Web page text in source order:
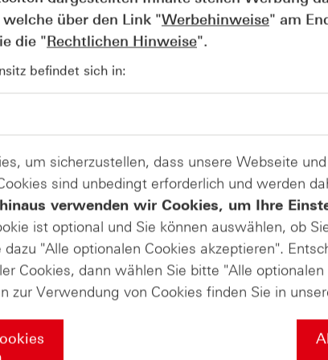
51 Euro. Grund dafür war die Veröffentlichung der
Jahres. Mit einem Umsatz von 1,6 Mrd.
Vorjahresquartal. Zudem erzielte der Konzern eine
131 Mio. Euro seines Ergebnisses vor Zinsen,
José Luis Blanco ist zuversichtlich, dass mit
gesetzte Prognose erreicht werden kann.
ab und pendelte sich zunächst bei ca. 48 Euro ein.
Produkte auf
Nordex
Masterclass in die Welt der
über die Grundlagen der Börse wissen müssen –
über den Link "Werbehinweise" am
die "Rechtlichen Hinweise".
befindet sich in:
um sicherzustellen, dass unsere Webseite
sind unbedingt erforderlich und werden
verwenden wir Cookies, um Ihre
ist optional und Sie können auswählen, ob
"Alle optionalen Cookies akzeptieren".
Cookies, dann wählen Sie bitte "Alle optionalen
zur Verwendung von Cookies finden Sie in